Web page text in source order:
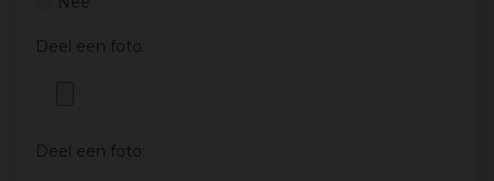
Deel een foto:
Deel een foto: